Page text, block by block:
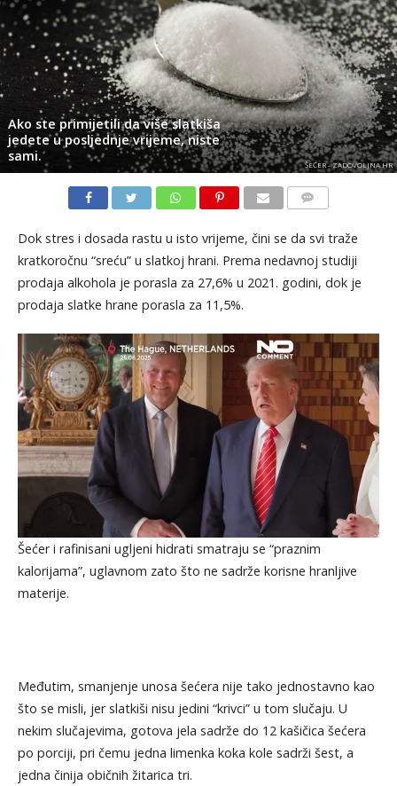
Ako ste primijetili da više slatkiša
jedete u posljednje vrijeme, niste
sami.
ŠEĆER - ZADOVOLJNA.HR
Dok stres i dosada rastu u isto vrijeme, čini se da svi traže
kratkoročnu “sreću” u slatkoj hrani. Prema nedavnoj studiji
prodaja alkohola je porasla za 27,6% u 2021. godini, dok je
prodaja slatke hrane porasla za 11,5%.
Šećer i rafinisani ugljeni hidrati smatraju se “praznim
kalorijama”, uglavnom zato što ne sadrže korisne hranljive
materije.
Međutim, smanjenje unosa šećera nije tako jednostavno kao
što se misli, jer slatkiši nisu jedini “krivci” u tom slučaju. U
nekim slučajevima, gotova jela sadrže do 12 kašičica šećera
po porciji, pri čemu jedna limenka koka kole sadrži šest, a
jedna činija običnih žitarica tri.